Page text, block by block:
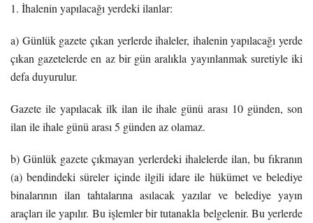
1. İhalenin yapılacağı yerdeki ilanlar:
a) Günlük gazete çıkan yerlerde ihaleler, ihalenin yapılacağı yerde
çıkan gazetelerde en az bir gün aralıkla yayınlanmak suretiyle iki
defa duyurulur.
Gazete ile yapılacak ilk ilan ile ihale günü arası 10 günden, son
ilan ile ihale günü arası 5 günden az olamaz.
b) Günlük gazete çıkmayan yerlerdeki ihalelerde ilan, bu fıkranın
(a) bendindeki süreler içinde ilgili idare ile hükümet ve belediye
binalarının ilan tahtalarına asılacak yazılar ve belediye yayın
araçları ile yapılır. Bu işlemler bir tutanakla belgelenir. Bu yerlerde